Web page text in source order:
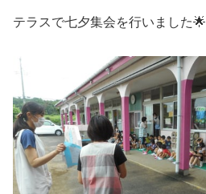
テラスで七夕集会を行いました🌟